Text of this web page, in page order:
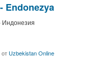
Endonezya
Индонезия
от Uzbekistan Online